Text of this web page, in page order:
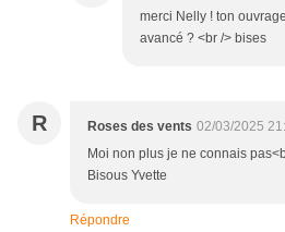
merci Nelly ! ton
avancé ? <br /> bises
R Roses des vents 02/03/2025
Moi non plus je ne connais
Bisous Yvette
Répondre